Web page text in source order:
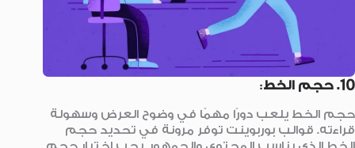
10. حجم الخط :
حجم الخط يلعب دورًا مهمًا في وضوح العرض وسهولة
قراءته. قوالب بوربوينت توفر مرونة في تحديد حجم